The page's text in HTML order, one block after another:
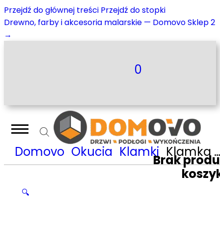
Przejdź do głównej treści Przejdź do stopki
Drewno, farby i akcesoria malarskie — Domovo Sklep 2
→
0
Brak
Domovo Okucia Klamki Klamka Nomet Laura – stal szlachetna-chrom połysk T-1801-123.G8-G2
🔍